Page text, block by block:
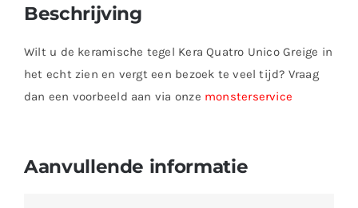
Beschrijving
Wilt u de keramische tegel Kera Quatro Unico Greige in
het echt zien en vergt een bezoek te veel tijd? Vraag
dan een voorbeeld aan via onze monsterservice
Aanvullende informatie